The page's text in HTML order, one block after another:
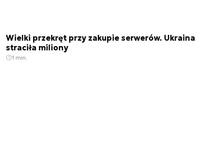
Wielki przekręt przy zakupie serwerów. Ukraina
straciła miliony
1 min.